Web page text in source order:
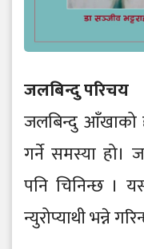
जलबिन्दु परिचय
जलबिन्दु आँखाको
गर्ने समस्या हो।
पनि चिनिन्छ ।
न्युरोप्याथी भन्ने